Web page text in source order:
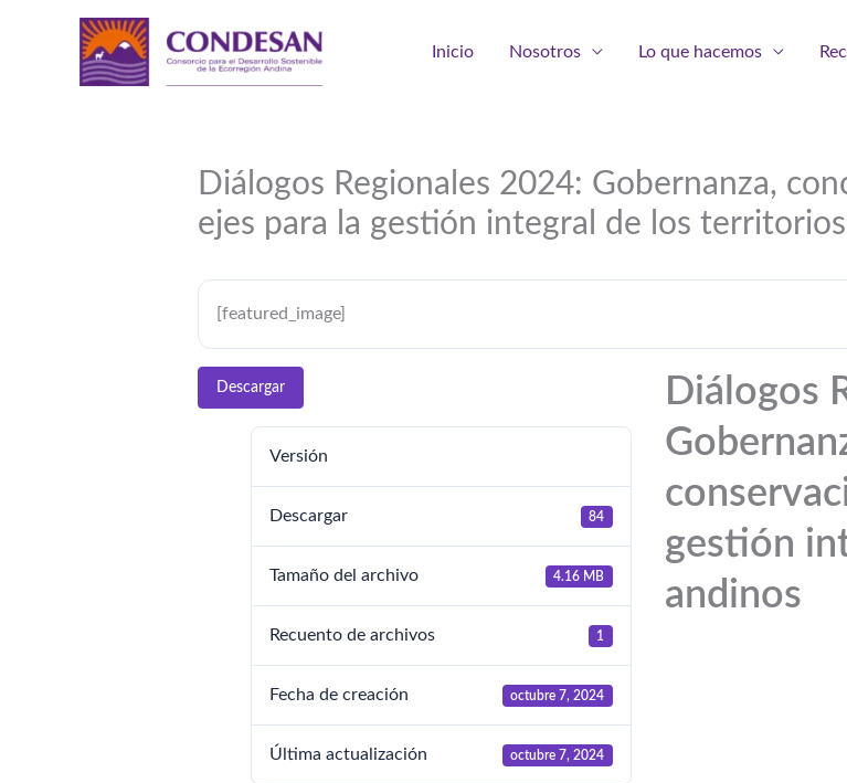
Inicio Nosotros Lo que hacemos
Diálogos Regionales 2024: Gobernanza,
ejes para la gestión integral de los
[featured_image]
Descargar
Versión
Descargar 84
Tamaño del archivo 4.16 MB
Recuento de archivos 1
Fecha de creación octubre 7, 2024
Última actualización octubre 7, 2024
Diálogos
gestión
andinos